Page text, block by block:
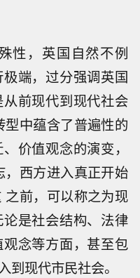
性，英国自然不例
端，过分强调英国
前现代到现代社会
中蕴含了普遍性的
价值观念的演变，
西方进入真正开始
前，可以称之为现
是社会结构、法律
念等方面，甚至包
到现代市民社会。